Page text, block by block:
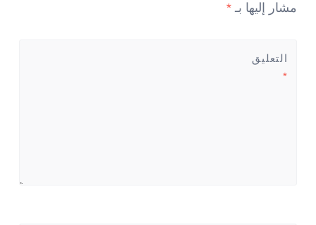
مشار إليها بـ *
التعليق
*